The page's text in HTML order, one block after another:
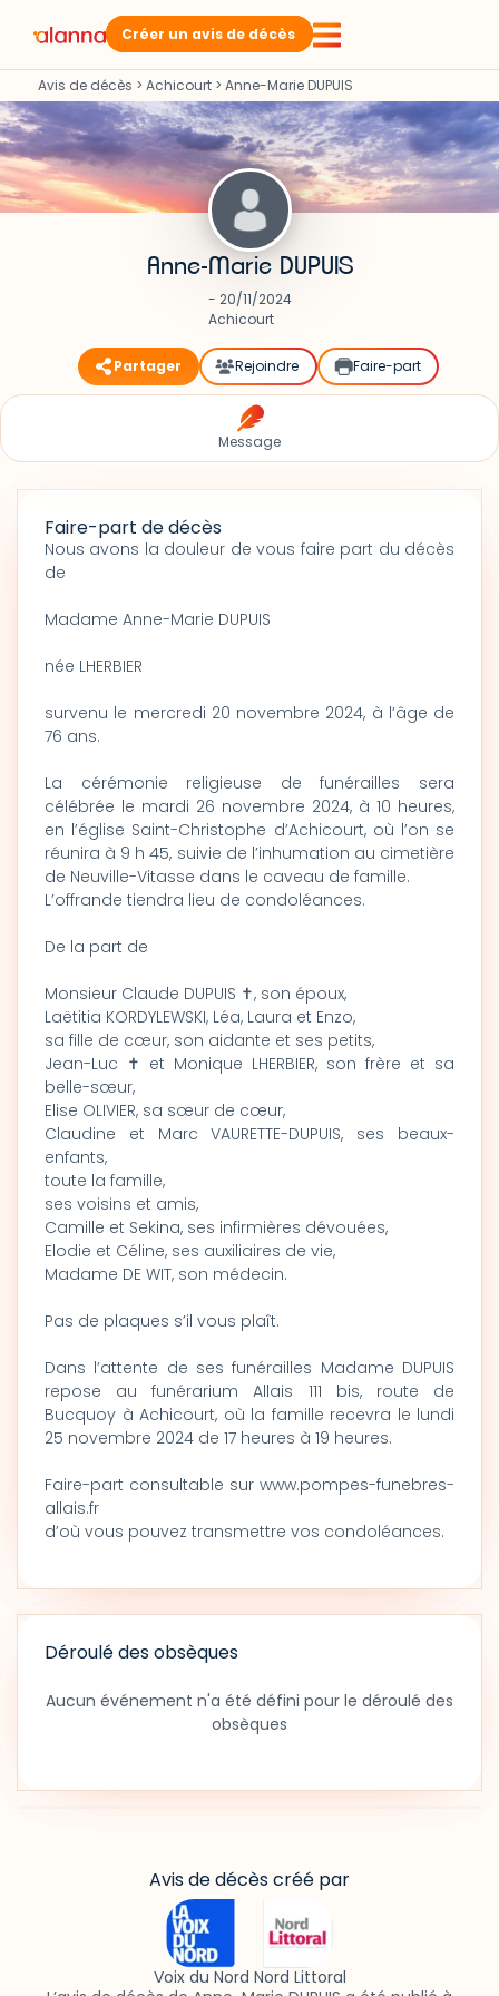
Créer un avis de décès
Avis de décès > Achicourt > Anne-Marie DUPUIS
Anne-Marie DUPUIS
- 20/11/2024
Achicourt
Partager Rejoindre Faire-part
Message
Faire-part de décès
Nous avons la douleur de vous faire part du décès
de
Madame Anne-Marie DUPUIS
née LHERBIER
survenu le mercredi 20 novembre 2024, à l’âge de
76 ans.
La cérémonie religieuse de funérailles sera
célébrée le mardi 26 novembre 2024, à 10 heures,
en l’église Saint-Christophe d’Achicourt, où l’on se
réunira à 9 h 45, suivie de l’inhumation au cimetière
de Neuville-Vitasse dans le caveau de famille.
L’offrande tiendra lieu de condoléances.
De la part de
Monsieur Claude DUPUIS ✝, son époux,
Laëtitia KORDYLEWSKI, Léa, Laura et Enzo,
sa fille de cœur, son aidante et ses petits,
Jean-Luc ✝ et Monique LHERBIER, son frère et sa
belle-sœur,
Elise OLIVIER, sa sœur de cœur,
Claudine et Marc VAURETTE-DUPUIS, ses beaux-
enfants,
toute la famille,
ses voisins et amis,
Camille et Sekina, ses infirmières dévouées,
Elodie et Céline, ses auxiliaires de vie,
Madame DE WIT, son médecin.
Pas de plaques s’il vous plaît.
Dans l’attente de ses funérailles Madame DUPUIS
repose au funérarium Allais 111 bis, route de
Bucquoy à Achicourt, où la famille recevra le lundi
25 novembre 2024 de 17 heures à 19 heures.
Faire-part consultable sur www.pompes-funebres-
allais.fr
d’où vous pouvez transmettre vos condoléances.
Déroulé des obsèques
Aucun événement n'a été défini pour le déroulé des
obsèques
Avis de décès créé par
Voix du Nord Nord Littoral